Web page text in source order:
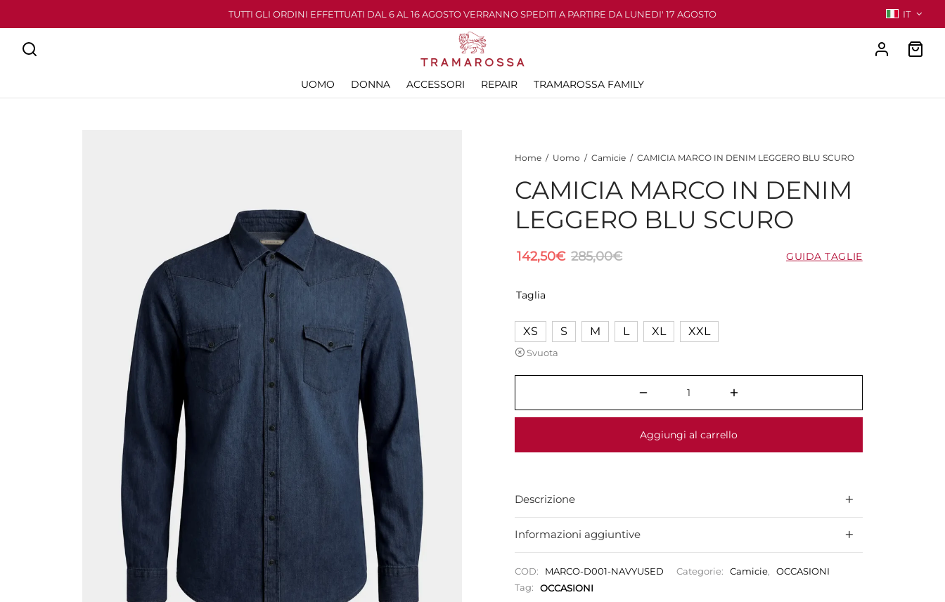
TUTTI GLI ORDINI EFFETTUATI DAL 6 AL 16 AGOSTO VERRANNO SPEDITI A PARTIRE DA LUNEDI' 17 AGOSTO IT
UOMO DONNA ACCESSORI REPAIR TRAMAROSSA FAMILY
Home / Uomo / Camicie / CAMICIA MARCO IN DENIM LEGGERO BLU SCURO
CAMICIA MARCO IN DENIM
LEGGERO BLU SCURO
142,50€ 285,00€ GUIDA TAGLIE
Taglia
XS S M L XL XXL
Svuota
Aggiungi al carrello
Descrizione
Informazioni aggiuntive
COD: MARCO-D001-NAVYUSED Categorie: Camicie,
OCCASIONI
Tag:
OCCASIONI